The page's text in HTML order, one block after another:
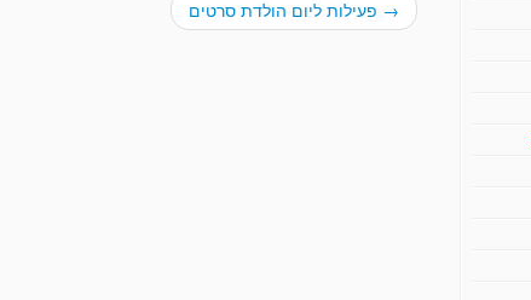
→ פעילות ליום הולדת סרטים